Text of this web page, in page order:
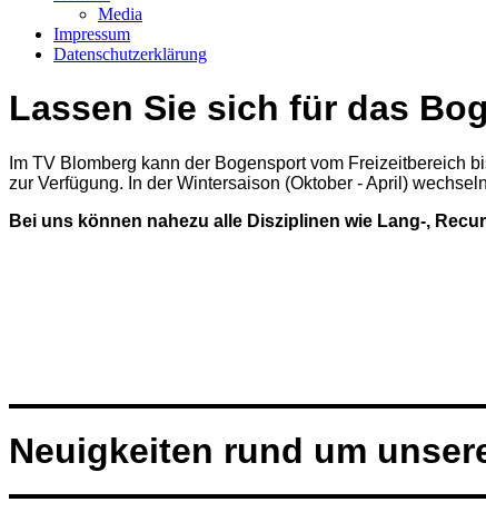
Media
Impressum
Datenschutzerklärung
Lassen Sie sich für das
Im TV Blomberg kann der Bogensport vom Freizeitbereich
zur Verfügung. In der Wintersaison (Oktober - April)
Bei uns können nahezu alle Disziplinen wie Lang-,
Neuigkeiten rund um